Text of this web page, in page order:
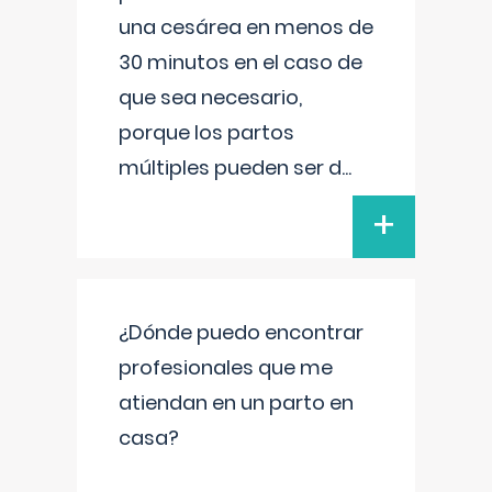
una cesárea en menos de
30 minutos en el caso de
que sea necesario,
porque los partos
múltiples pueden ser d...
+
¿Dónde puedo encontrar
profesionales que me
atiendan en un parto en
casa?